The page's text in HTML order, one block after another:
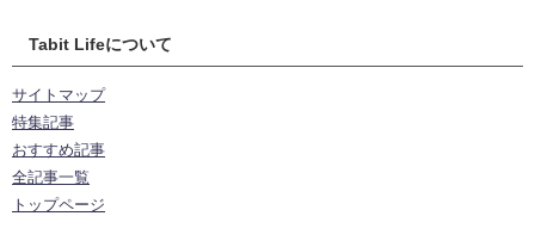
Tabit Lifeについて
サイトマップ
特集記事
おすすめ記事
全記事一覧
トップページ